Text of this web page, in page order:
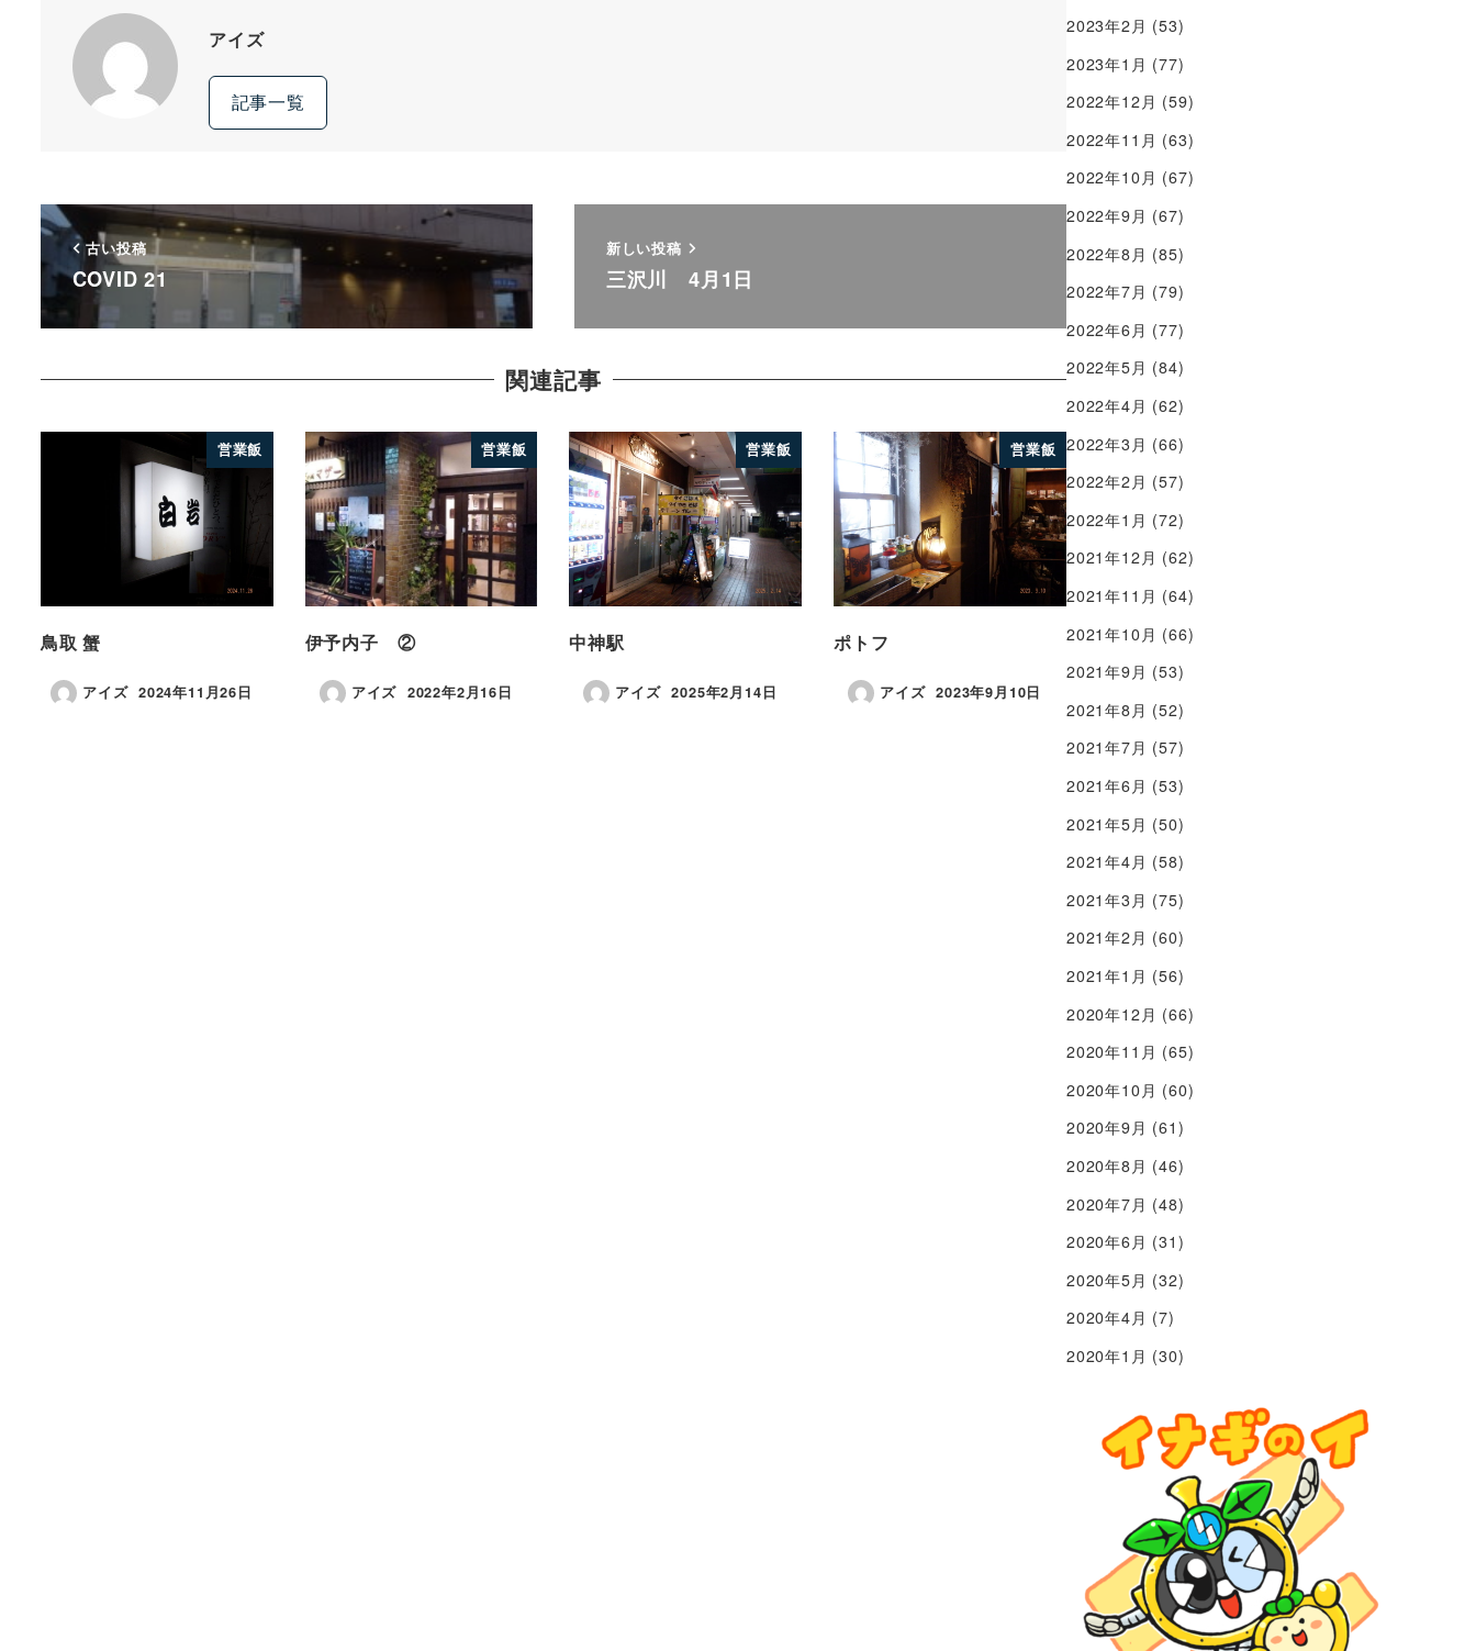
アイズ
記事一覧
古い投稿
COVID 21
新しい投稿
三沢川 4月1日
関連記事
営業飯
鳥取 蟹
アイズ 2024年11月26日
営業飯
伊予内子 ②
アイズ 2022年2月16日
営業飯
中神駅
アイズ 2025年2月14日
営業飯
ポトフ
アイズ 2023年9月10日
2023年2月 (53)
2023年1月 (77)
2022年12月 (59)
2022年11月 (63)
2022年10月 (67)
2022年9月 (67)
2022年8月 (85)
2022年7月 (79)
2022年6月 (77)
2022年5月 (84)
2022年4月 (62)
2022年3月 (66)
2022年2月 (57)
2022年1月 (72)
2021年12月 (62)
2021年11月 (64)
2021年10月 (66)
2021年9月 (53)
2021年8月 (52)
2021年7月 (57)
2021年6月 (53)
2021年5月 (50)
2021年4月 (58)
2021年3月 (75)
2021年2月 (60)
2021年1月 (56)
2020年12月 (66)
2020年11月 (65)
2020年10月 (60)
2020年9月 (61)
2020年8月 (46)
2020年7月 (48)
2020年6月 (31)
2020年5月 (32)
2020年4月 (7)
2020年1月 (30)